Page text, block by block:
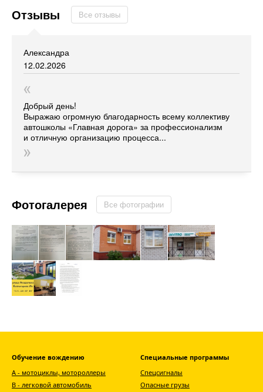
Отзывы Все отзывы
Александра
12.02.2026
Добрый день!
Выражаю огромную благодарность всему коллективу
автошколы «Главная дорога» за профессионализм
и отличную организацию процесса...
Фотогалерея Все фотографии
Обучение вождению
А - мотоциклы, мотороллеры
В - легковой автомобиль
Специальные программы
Спецсигналы
Опасные грузы